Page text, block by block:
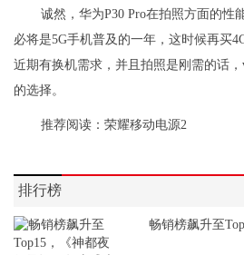
诚然，华为P30 Pro在拍照方面的性
必将是5G手机普及的一年，这时候再买
近期有换机需求，并且拍照是刚需的话
的选择。
推荐阅读： 荣耀移动电源2
排行榜
畅销榜飙升至